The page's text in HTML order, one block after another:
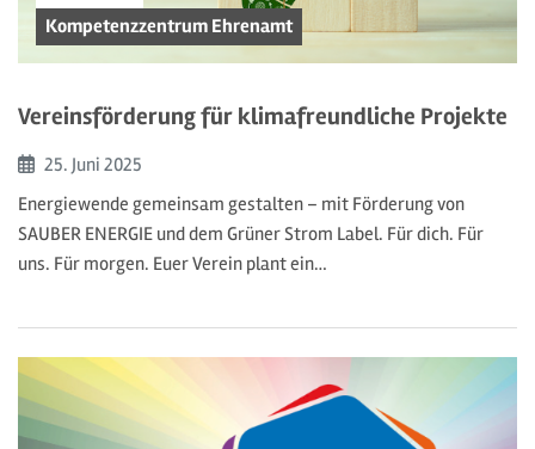
Vereinsförderung für klimafreundliche Projekte
Beginn:
25. Juni 2025
Energiewende gemeinsam gestalten – mit Förderung von
SAUBER ENERGIE und dem Grüner Strom Label. Für dich. Für
uns. Für morgen. Euer Verein plant ein…
Kompetenzzentrum Ehrenamt